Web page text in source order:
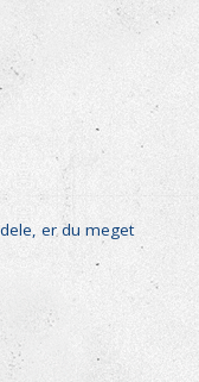
er du meget